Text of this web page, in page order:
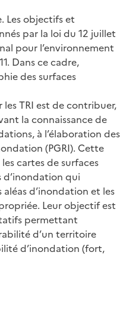
Les objectifs et
par la loi du 12 juillet
pour l’environnement
Dans ce cadre,
des surfaces
TRI est de contribuer,
la connaissance de
à l’élaboration des
(PGRI). Cette
cartes de surfaces
d’inondation qui
d’inondation et les
Leur objectif est
permettant
d’un territoire
d’inondation (fort,